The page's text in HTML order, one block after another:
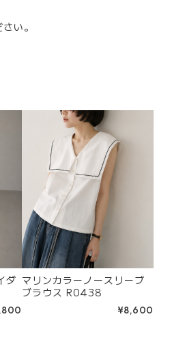
い。
ダ マリンカラーノースリーブ
ブラウス R0438
¥8,600